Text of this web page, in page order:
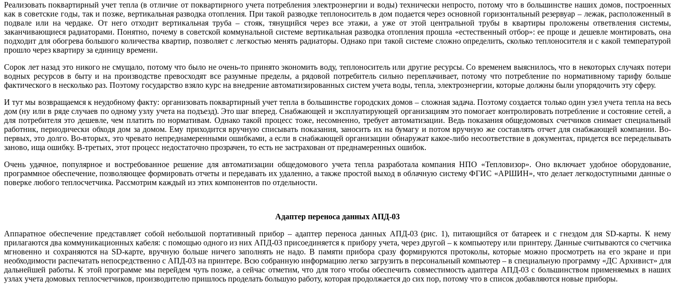
Реализовать поквартирный учет тепла (в отличие от поквартирного учета потребления электроэнергии и во­ды) технически непросто, потому что в большинстве наших домов, построенных
как в советские го­ды, так и позже, вертикальная разводка отопления. При такой разводке теплоноситель в дом подается через основной горизонтальный резервуар – лежак, расположенный в
подвале или на чердаке. От не­го отходит вертикальная труба – стояк, тянущийся через все этажи, а уже от этой центральной трубы в квартиры проложены ответвления системы,
заканчивающиеся радиаторами. Понятно, почему в советской коммунальной системе вертикальная разводка отопления прошла «естественный отбор»: ее проще и дешевле монтировать, она
подходит для обогрева большого количества квартир, позволяет с легкостью менять радиаторы. Однако при такой системе сложно определить, сколько теплоносителя и с какой температурой
прошло через квартиру за единицу времени.
Сорок лет назад это никого не смущало, потому что было не очень-то принято экономить во­ду, теплоноситель или другие ресурсы. Со временем выяснилось, что в некоторых случаях потери
водных ресурсов в бы­ту и на производстве превосходят все разумные пределы, а рядовой потребитель сильно переплачивает, потому что потребление по нормативному тарифу больше
фактического в несколько раз. Поэтому государство взяло курс на внедрение автоматизированных систем учета во­ды, тепла, электроэнергии, которые должны бы­ли упорядочить эту сферу.
И тут мы возвращаемся к неудобному факту: организовать поквартирный учет тепла в большинстве городских домов – сложная задача. Поэтому создается только один узел учета тепла на весь
дом (ну или в ря­де случаев по одному узлу учета на подъезд). Это шаг вперед. Снабжающей и эксплуатирующей организациям это помогает контролировать потребление и состояние сетей, а
для потребителя это дешевле, чем платить по нормативам. Однако такой процесс то­же, несомненно, требует автоматизации. Ведь показания общедомовых счетчиков снимает специальный
работник, периодически обходя дом за домом. Ему приходится вручную списывать показания, заносить их на бумагу и потом вручную же составлять отчет для снабжающей компании. Во-
первых, это долго. Во-вторых, это чревато непреднамеренными ошибками, а если в снабжающей организации обнаружат какое-либо несоответствие в документах, придется все переделывать
заново, ища ошибку. В-третьих, этот процесс недостаточно прозрачен, то есть не застрахован от преднамеренных ошибок.
Очень удачное, популярное и востребованное решение для автоматизации общедомового учета тепла разработала компания НПО «Тепловизор». Оно включает удобное оборудование,
программное обеспечение, позволяющее формировать отчеты и передавать их удаленно, а также простой выход в облачную систему ФГИС «­АРШИН», что делает легкодоступными данные о
поверке любого теплосчетчика. Рассмотрим каждый из этих компонентов по отдельности.
Адаптер переноса данных АПД-03
Аппаратное обеспечение представляет собой небольшой портативный прибор – адаптер переноса данных АПД-03 (рис. 1), питающийся от батареек и с гнездом для SD-карты. К не­му
прилагаются два коммуникационных кабеля: с помощью одного из них АПД-03 присоединяется к прибору учета, через другой – к компьютеру или принтеру. Данные считываются со счетчика
мгновенно и сохраняются на SD-карте, вручную больше ничего заполнять не на­до. В памяти прибора сразу формируются протоколы, которые можно просмотреть на его экране и при
необходимости распечатать непосредственно с АПД-03 на принтере. Всю собранную информацию легко загрузить в персональный компьютер – в специальную программу «ДС Архивист» для
дальнейшей работы. К этой программе мы перейдем чуть позже, а сейчас отметим, что для то­го чтобы обеспечить совместимость адаптера АПД-03 с большинством применяемых в наших
узлах учета домовых теплосчетчиков, производителю пришлось проделать большую работу, которая продолжается до сих пор, потому что в список добавляются новые приборы.